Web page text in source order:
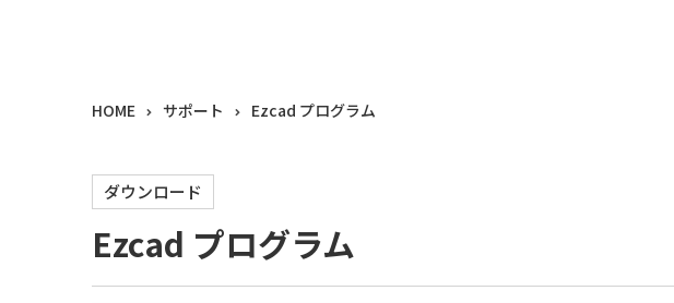
HOME サポート Ezcad プログラム
ダウンロード
Ezcad プログラム